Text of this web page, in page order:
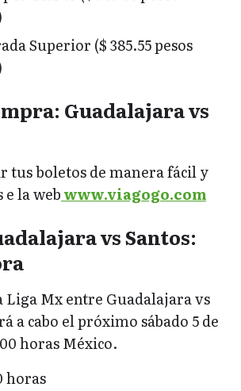
Superior ($ 385.55 pesos
Guadalajara vs
tus boletos de manera fácil y
e la webwww.viagogo.com
vs Santos:
Liga Mx entre Guadalajara vs
a cabo el próximo sábado 5 de
horas México.
horas